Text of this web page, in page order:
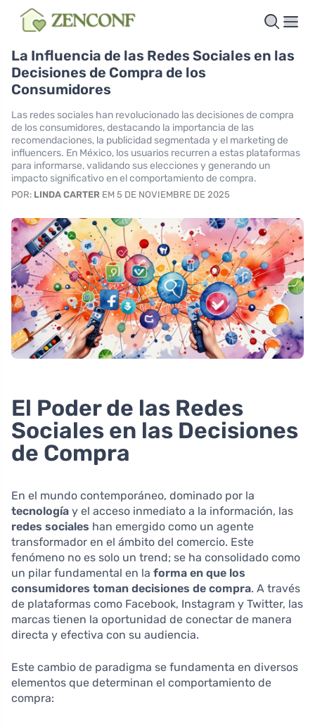
La Influencia de las Redes Sociales en las
Decisiones de Compra de los
Consumidores
Las redes sociales han revolucionado las decisiones de compra
de los consumidores, destacando la importancia de las
recomendaciones, la publicidad segmentada y el marketing de
influencers. En México, los usuarios recurren a estas plataformas
para informarse, validando sus elecciones y generando un
impacto significativo en el comportamiento de compra.
POR: LINDA CARTER EM 5 DE NOVIEMBRE DE 2025
El Poder de las Redes
Sociales en las Decisiones
de Compra
En el mundo contemporáneo, dominado por la
tecnología y el acceso inmediato a la información, las
redes sociales han emergido como un agente
transformador en el ámbito del comercio. Este
fenómeno no es solo un trend; se ha consolidado como
un pilar fundamental en la forma en que los
consumidores toman decisiones de compra. A través
de plataformas como Facebook, Instagram y Twitter, las
marcas tienen la oportunidad de conectar de manera
directa y efectiva con su audiencia.
Este cambio de paradigma se fundamenta en diversos
elementos que determinan el comportamiento de
compra: